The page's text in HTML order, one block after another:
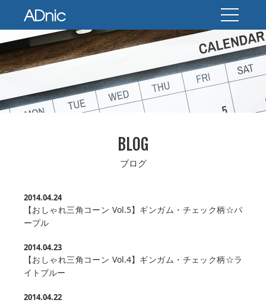
BLOG
ブログ
2014.04.24
【おしゃれ三角コーン Vol.5】ギンガム・チェック柄☆パ
ープル
2014.04.23
【おしゃれ三角コーン Vol.4】ギンガム・チェック柄☆ラ
イトブルー
2014.04.22